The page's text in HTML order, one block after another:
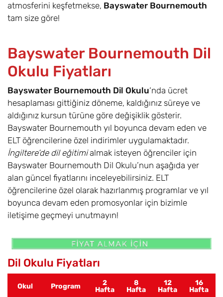
atmosferini keşfetmekse, Bayswater Bournemouth
tam size göre!
Bayswater Bournemouth Dil
Okulu Fiyatları
Bayswater Bournemouth Dil Okulu‘nda ücret
hesaplaması gittiğiniz döneme, kaldığınız süreye ve
aldığınız kursun türüne göre değişiklik gösterir.
Bayswater Bournemouth yıl boyunca devam eden ve
ELT öğrencilerine özel indirimler uygulamaktadır.
İngiltere’de dil eğitimialmak isteyen öğrenciler için
Bayswater Bournemouth Dil Okulu’nun aşağıda yer
alan güncel fiyatlarını inceleyebilirsiniz. ELT
öğrencilerine özel olarak hazırlanmış programlar ve yıl
boyunca devam eden promosyonlar için bizimle
iletişime geçmeyi unutmayın!
Dil Okulu Fiyatları
Okul Program
2
Hafta
8
Hafta
12
Hafta
16
Hafta